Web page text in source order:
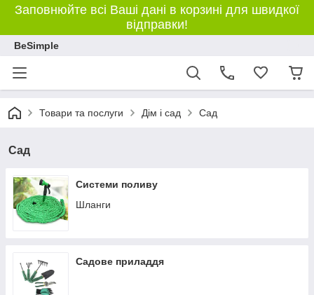
Заповнюйте всі Ваші дані в корзині для швидкої
відправки!
BeSimple
Товари та послуги Дім і сад Сад
Сад
Системи поливу
Шланги
Садове приладдя